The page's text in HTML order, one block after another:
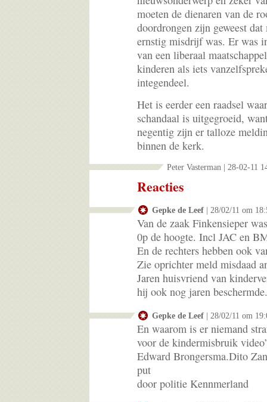
moeten de dienaren van de
doordrongen zijn geweest
ernstig misdrijf was. Er was
van een liberaal
kinderen als iets
integendeel.
Het is eerder een raadsel
schandaal is uitgegroeid,
negentig zijn er talloze
binnen de kerk.
Peter Vasterman | 28-02-11
Reacties
Gepke de Leef | 28/02/11 om
Van de zaak Finkensieper
0p de hoogte. Incl JAC en
En de rechters hebben ook
Zie oprichter meld misdaad
Jaren huisvriend van
hij ook nog jaren beschermde.
Gepke de Leef | 28/02/11 om
En waarom is er niemand
voor de kindermisbruik
Edward Brongersma.Dito
put
door politie Kennmerland